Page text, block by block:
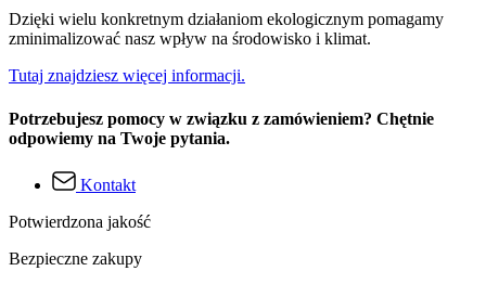
Dzięki wielu konkretnym działaniom ekologicznym pomagamy
zminimalizować nasz wpływ na środowisko i klimat.
Tutaj znajdziesz więcej informacji.
Potrzebujesz pomocy w związku z zamówieniem? Chętnie
odpowiemy na Twoje pytania.
Kontakt
Potwierdzona jakość
Bezpieczne zakupy